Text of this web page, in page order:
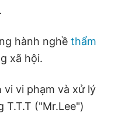
hành nghề thẩm
xã hội.
vi vi phạm và xử lý
T.T.T ("Mr.Lee")